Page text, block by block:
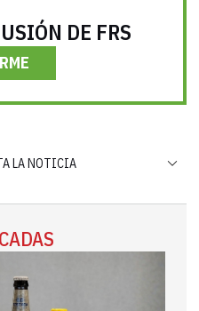
DE FRS
LA NOTICIA